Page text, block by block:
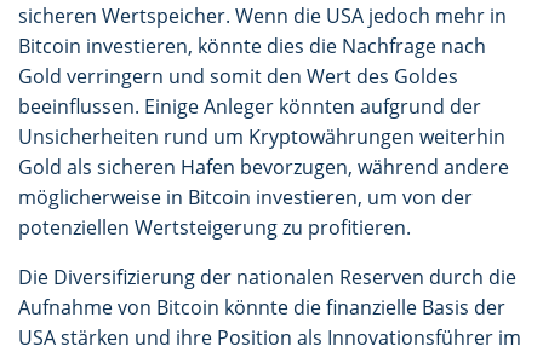
sicheren Wertspeicher. Wenn die USA jedoch mehr in
Bitcoin investieren, könnte dies die Nachfrage nach
Gold verringern und somit den Wert des Goldes
beeinflussen. Einige Anleger könnten aufgrund der
Unsicherheiten rund um Kryptowährungen weiterhin
Gold als sicheren Hafen bevorzugen, während andere
möglicherweise in Bitcoin investieren, um von der
potenziellen Wertsteigerung zu profitieren.
Die Diversifizierung der nationalen Reserven durch die
Aufnahme von Bitcoin könnte die finanzielle Basis der
USA stärken und ihre Position als Innovationsführer im